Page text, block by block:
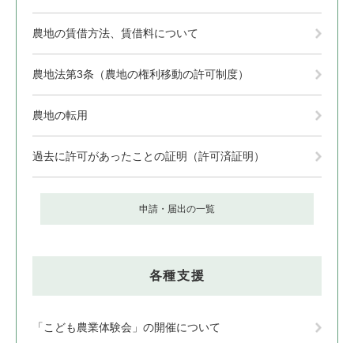
農地の賃借方法、賃借料について
農地法第3条（農地の権利移動の許可制度）
農地の転用
過去に許可があったことの証明（許可済証明）
申請・届出の一覧
各種支援
「こども農業体験会」の開催について